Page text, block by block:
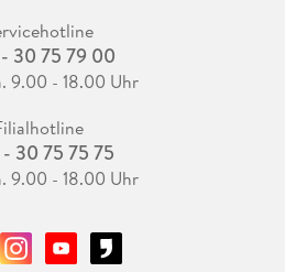
30 75 79 00
9.00 - 18.00 Uhr
30 75 75 75
9.00 - 18.00 Uhr